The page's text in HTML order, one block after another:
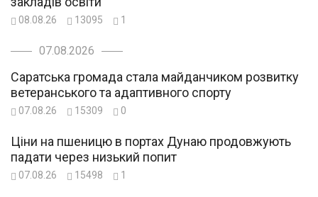
08.08.26 13095 1
07.08.2026
Саратська громада стала майданчиком розвитку
ветеранського та адаптивного спорту
07.08.26 15309 0
Ціни на пшеницю в портах Дунаю продовжують
падати через низький попит
07.08.26 15498 1